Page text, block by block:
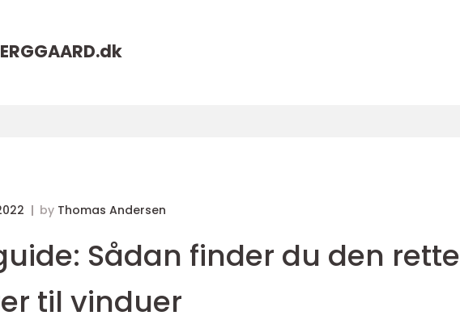
dk
by Thomas Andersen
Sådan finder du den rette
til vinduer